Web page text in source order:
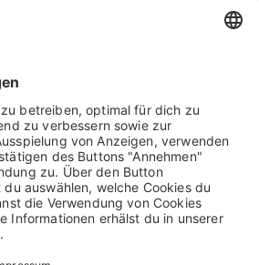
Du erreichst uns Mo -
Fr von 08:00 - 20:00
oder per Mail an
service@artboxone.de
Pixum
Widerrufsbelehrung
Datenschutz
AGB/Kundeninfos